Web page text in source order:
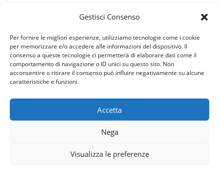
Gestisci Consenso
Per fornire le migliori esperienze, utilizziamo tecnologie come i cookie
per memorizzare e/o accedere alle informazioni del dispositivo. Il
consenso a queste tecnologie ci permetterà di elaborare dati come il
comportamento di navigazione o ID unici su questo sito. Non
acconsentire o ritirare il consenso può influire negativamente su alcune
caratteristiche e funzioni.
Accetta
Nega
Visualizza le preferenze
PRESIDI MEDICI
PROTESI OCULARI IN RESINA
LENTI SCLERALI COSMETICHE
LENTI SCLERALI VISIVE
EPITESI ORBITALI
VISITE IN SEDE
CONTATTI
OCULAR DI GIULIO CECCHINI
VIALE FRANCESCO PASINETTI 42 – 00139 ROMA